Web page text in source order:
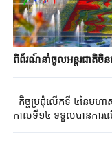
ពិព័រណ៍នាំចូលអន្តរជាតិចិន
កាលទី១៤ ទទួលបានការ